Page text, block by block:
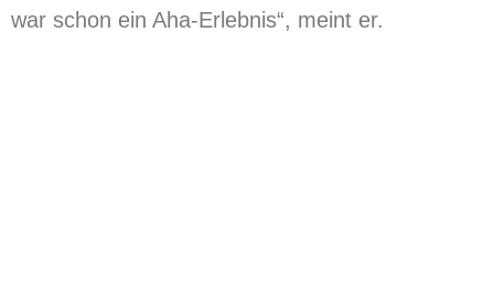
war schon ein Aha-Erlebnis“, meint er.